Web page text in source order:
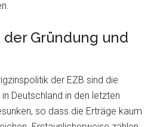
der Gründung und
der EZB sind die
Deutschland in den letzten
so dass die Erträge kaum